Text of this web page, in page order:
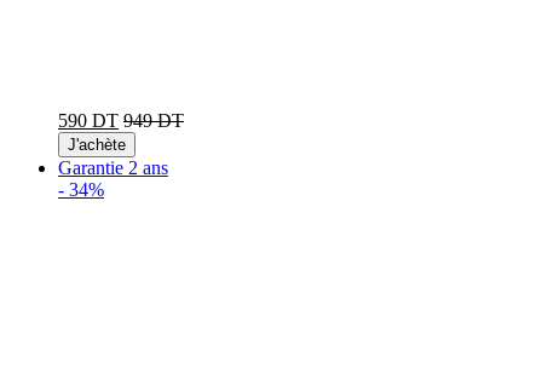
590 DT 949 DT
J'achète
Garantie 2 ans
- 34%